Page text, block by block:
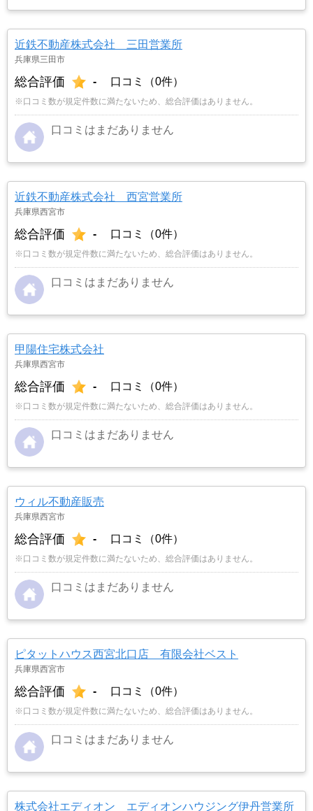
近鉄不動産株式会社 三田営業所
兵庫県三田市
総合評価 - 口コミ（0件）
※口コミ数が規定件数に満たないため、総合評価はありません。
口コミはまだありません
近鉄不動産株式会社 西宮営業所
兵庫県西宮市
総合評価 - 口コミ（0件）
※口コミ数が規定件数に満たないため、総合評価はありません。
口コミはまだありません
甲陽住宅株式会社
兵庫県西宮市
総合評価 - 口コミ（0件）
※口コミ数が規定件数に満たないため、総合評価はありません。
口コミはまだありません
ウィル不動産販売
兵庫県西宮市
総合評価 - 口コミ（0件）
※口コミ数が規定件数に満たないため、総合評価はありません。
口コミはまだありません
ピタットハウス西宮北口店 有限会社ベスト
兵庫県西宮市
総合評価 - 口コミ（0件）
※口コミ数が規定件数に満たないため、総合評価はありません。
口コミはまだありません
株式会社エディオン エディオンハウジング伊丹営業所